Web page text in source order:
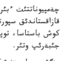
چةمپيوناتتئث
قازاقستاندئق
كوش باستاسا،
جئبةرئپ وتئر.